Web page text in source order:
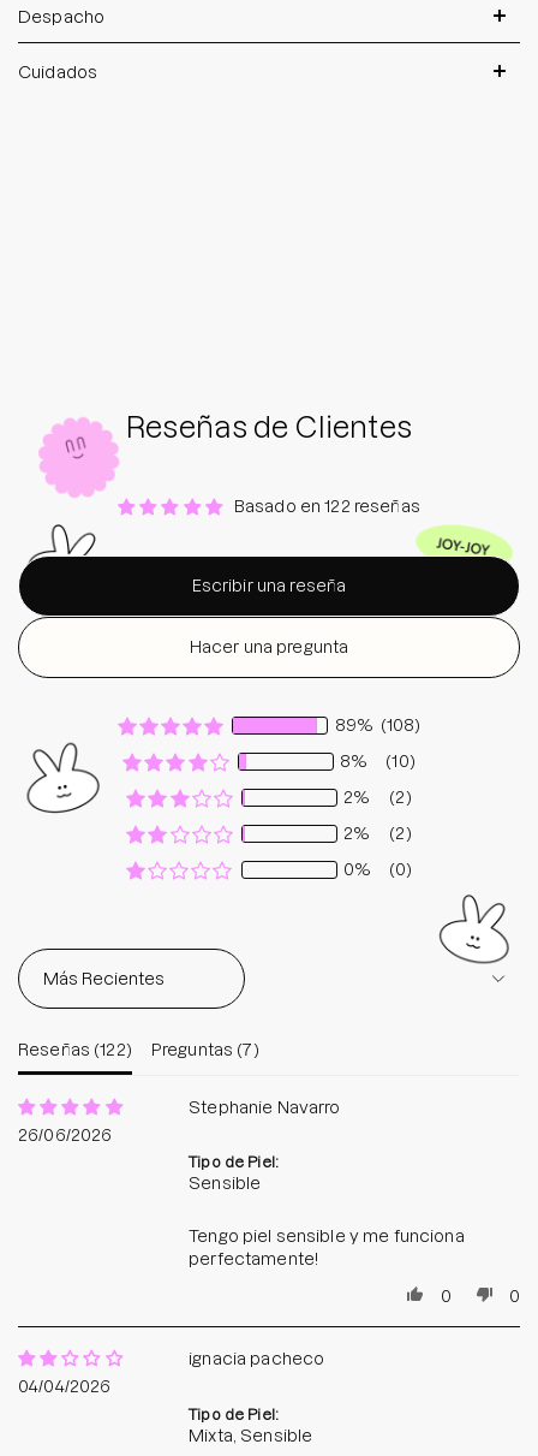
Despacho
Cuidados
Reseñas de Clientes
Basado en 122 reseñas
Escribir una reseña
Hacer una pregunta
89% (108)
8%
(10)
2%
(2)
2%
(2)
0%
(0)
Sort by
Reseñas (122) Preguntas (7)
26/06/2026
Stephanie Navarro
Tipo de Piel:
Sensible
Tengo piel sensible y me funciona
perfectamente!
0
0
04/04/2026
ignacia pacheco
Tipo de Piel:
Mixta, Sensible